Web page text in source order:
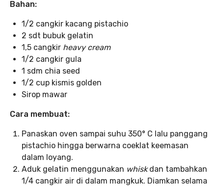
Bahan:
1/2 cangkir kacang pistachio
2 sdt bubuk gelatin
1,5 cangkir heavy cream
1/2 cangkir gula
1 sdm chia seed
1/2 cup kismis golden
Sirop mawar
Cara membuat:
Panaskan oven sampai suhu 350° C lalu panggang
pistachio hingga berwarna coeklat keemasan
dalam loyang.
Aduk gelatin menggunakan whiskdan tambahkan
1/4 cangkir air di dalam mangkuk. Diamkan selama